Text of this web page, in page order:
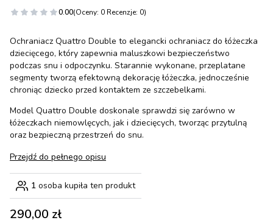
0.00(Oceny: 0 Recenzje: 0)
Ochraniacz Quattro Double to elegancki ochraniacz do łóżeczka
dziecięcego, który zapewnia maluszkowi bezpieczeństwo
podczas snu i odpoczynku. Starannie wykonane, przeplatane
segmenty tworzą efektowną dekorację łóżeczka, jednocześnie
chroniąc dziecko przed kontaktem ze szczebelkami.
Model Quattro Double doskonale sprawdzi się zarówno w
łóżeczkach niemowlęcych, jak i dziecięcych, tworząc przytulną
oraz bezpieczną przestrzeń do snu.
Przejdź do pełnego opisu
1 osoba kupiła ten produkt
Cena
290,00 zł